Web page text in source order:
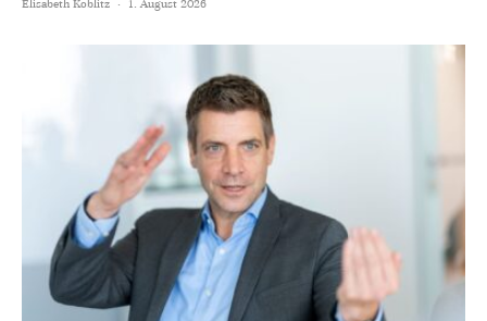
Elisabeth Koblitz · 1. August 2026